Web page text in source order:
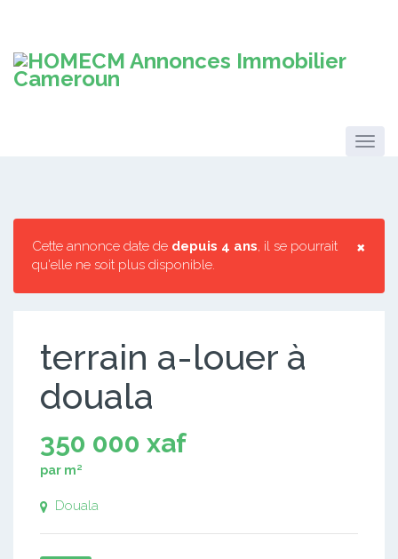
×
Cette annonce date de depuis 4 ans, il se pourrait
qu'elle ne soit plus disponible.
terrain a-louer à
douala
350 000 xaf
par m²
Douala